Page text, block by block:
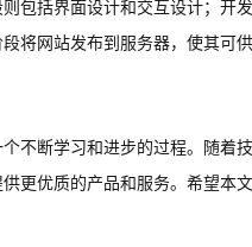
包括界面设计和交互设计；开
将网站发布到服务器，使其可供
不断学习和进步的过程。随着
更优质的产品和服务。希望本